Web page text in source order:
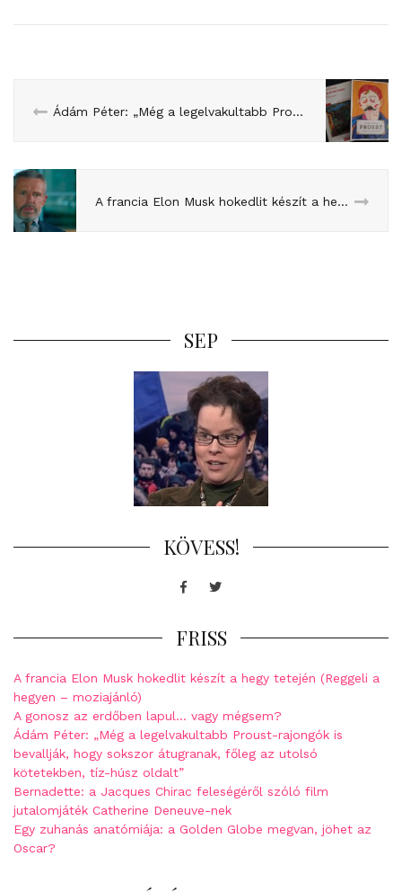
Ádám Péter: „Még a legelvakultabb Proust-rajongók is bevallják, hogy sokszor átugranak, főleg az utolsó kötetekben, tíz-húsz oldalt”
A francia Elon Musk hokedlit készít a hegy tetején (Reggeli a hegyen – moziajánló)
SEP
KÖVESS!
FacebookTwitter
FRISS
A francia Elon Musk hokedlit készít a hegy tetején (Reggeli a
hegyen – moziajánló)
A gonosz az erdőben lapul… vagy mégsem?
Ádám Péter: „Még a legelvakultabb Proust-rajongók is
bevallják, hogy sokszor átugranak, főleg az utolsó
kötetekben, tíz-húsz oldalt”
Bernadette: a Jacques Chirac feleségéről szóló film
jutalomjáték Catherine Deneuve-nek
Egy zuhanás anatómiája: a Golden Globe megvan, jöhet az
Oscar?